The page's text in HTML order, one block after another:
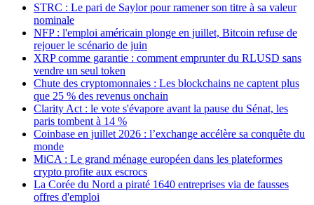
STRC : Le pari de Saylor pour ramener son titre à sa valeur
nominale
NFP : l'emploi américain plonge en juillet, Bitcoin refuse de
rejouer le scénario de juin
XRP comme garantie : comment emprunter du RLUSD sans
vendre un seul token
Chute des cryptomonnaies : Les blockchains ne captent plus
que 25 % des revenus onchain
Clarity Act : le vote s'évapore avant la pause du Sénat, les
paris tombent à 14 %
Coinbase en juillet 2026 : l’exchange accélère sa conquête du
monde
MiCA : Le grand ménage européen dans les plateformes
crypto profite aux escrocs
La Corée du Nord a piraté 1640 entreprises via de fausses
offres d'emploi